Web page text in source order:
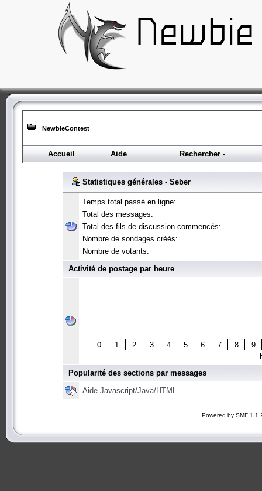
NewbieContest
Accueil Aide Rechercher
Statistiques générales - Seber
Temps total passé en ligne:
Total des messages:
Total des fils de discussion commencés:
Nombre de sondages créés:
Nombre de votants:
Activité de postage par heure
0 1 2 3 4 5 6 7 8
9
Popularité des sections par messages
Aide Javascript/Java/HTML
Powered by SMF